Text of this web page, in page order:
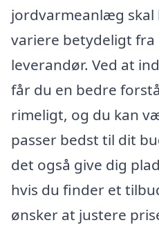
jordvarmeanlæg skal
variere betydeligt
leverandør. Ved at
får du en bedre
rimeligt, og du kan
passer bedst til dit
det også give dig
hvis du finder et
ønsker at justere